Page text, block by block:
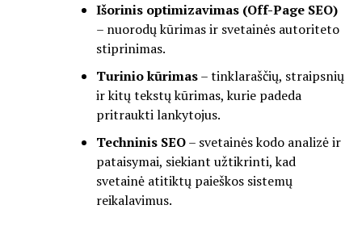
Išorinis optimizavimas (Off-Page SEO)
– nuorodų kūrimas ir svetainės autoriteto
stiprinimas.
Turinio kūrimas– tinklaraščių, straipsnių
ir kitų tekstų kūrimas, kurie padeda
pritraukti lankytojus.
Techninis SEO– svetainės kodo analizė ir
pataisymai, siekiant užtikrinti, kad
svetainė atitiktų paieškos sistemų
reikalavimus.